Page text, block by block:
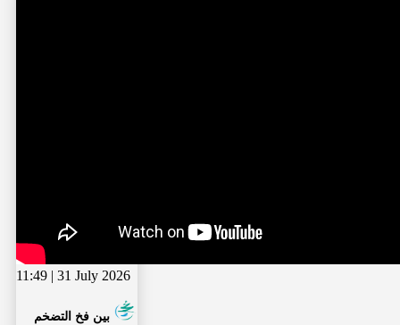
11:49 | 31 July 2026
بين فخ التضخم